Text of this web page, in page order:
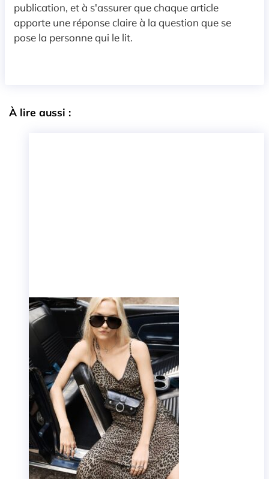
publication, et à s'assurer que chaque article
apporte une réponse claire à la question que se
pose la personne qui le lit.
À lire aussi :